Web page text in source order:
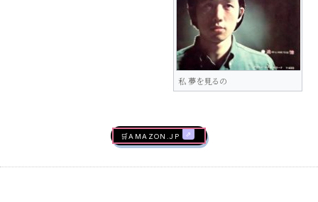
私 夢を見るの
🛒AMAZON.jp